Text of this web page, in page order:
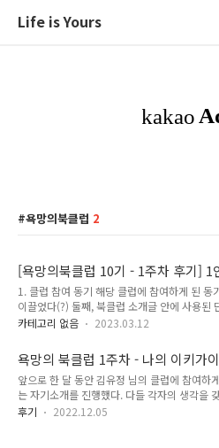
Life is Yours
욕망의북클럽 2
[욕망의북클럽 10기 - 1주차 후기] 1
클럽장님
1. 클럽 참여 동기 해당 클럽에 참여하게 된
이끌었다(?) 둘째, 북클럽 소개글 안에 사용된
도 2030년 전까지는 1인 기업가로 독립하고자
띄었다. 더욱이 '회사에서 나와야지', '독립해
인 생각만 하고 있었는데 '1인 기업가'라는 단
들어줬고 이에 이끌려 클릭하게 됐다. 그리고
서 했던 생각들, 질문들이 고스란히 적혀있어
의 중요성을 이해하고 있었던 터라 중..
카테고리 없음 2023.03.12
욕망의 북클럽 1주차 - 나의 이키가
앞으로 한 달 동안 김유정 님의 클럽에 참여하
는 자기소개를 진행했다. 다들 각자의 생각을
이고 있는 분들이어서 여기에 참여하길 너무 잘
후기 2022.12.05